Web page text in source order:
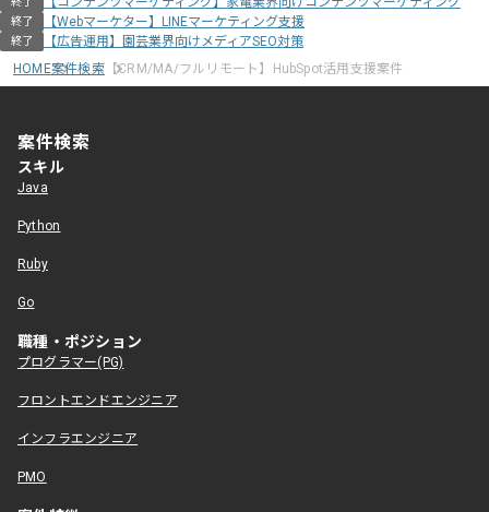
終了 【Webマーケター】LINEマーケティング支援
終了
【広告運用】園芸業界向けメディアSEO対策
HOME案件検索【CRM/MA/フルリモート】HubSpot活用支援案件
案件検索
スキル
Java
Python
Ruby
Go
職種・ポジション
プログラマー(PG)
フロントエンドエンジニア
インフラエンジニア
PMO